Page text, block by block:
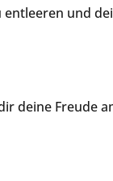
und
deine Freude